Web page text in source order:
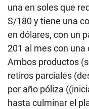
una en soles que
S/180 y tiene una
en dólares, con un
201 al mes con una
Ambos productos
retiros parciales
por año póliza
hasta culminar el